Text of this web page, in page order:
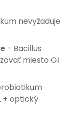
nevyžaduje
- Bacillus
miesto GI
+ optický